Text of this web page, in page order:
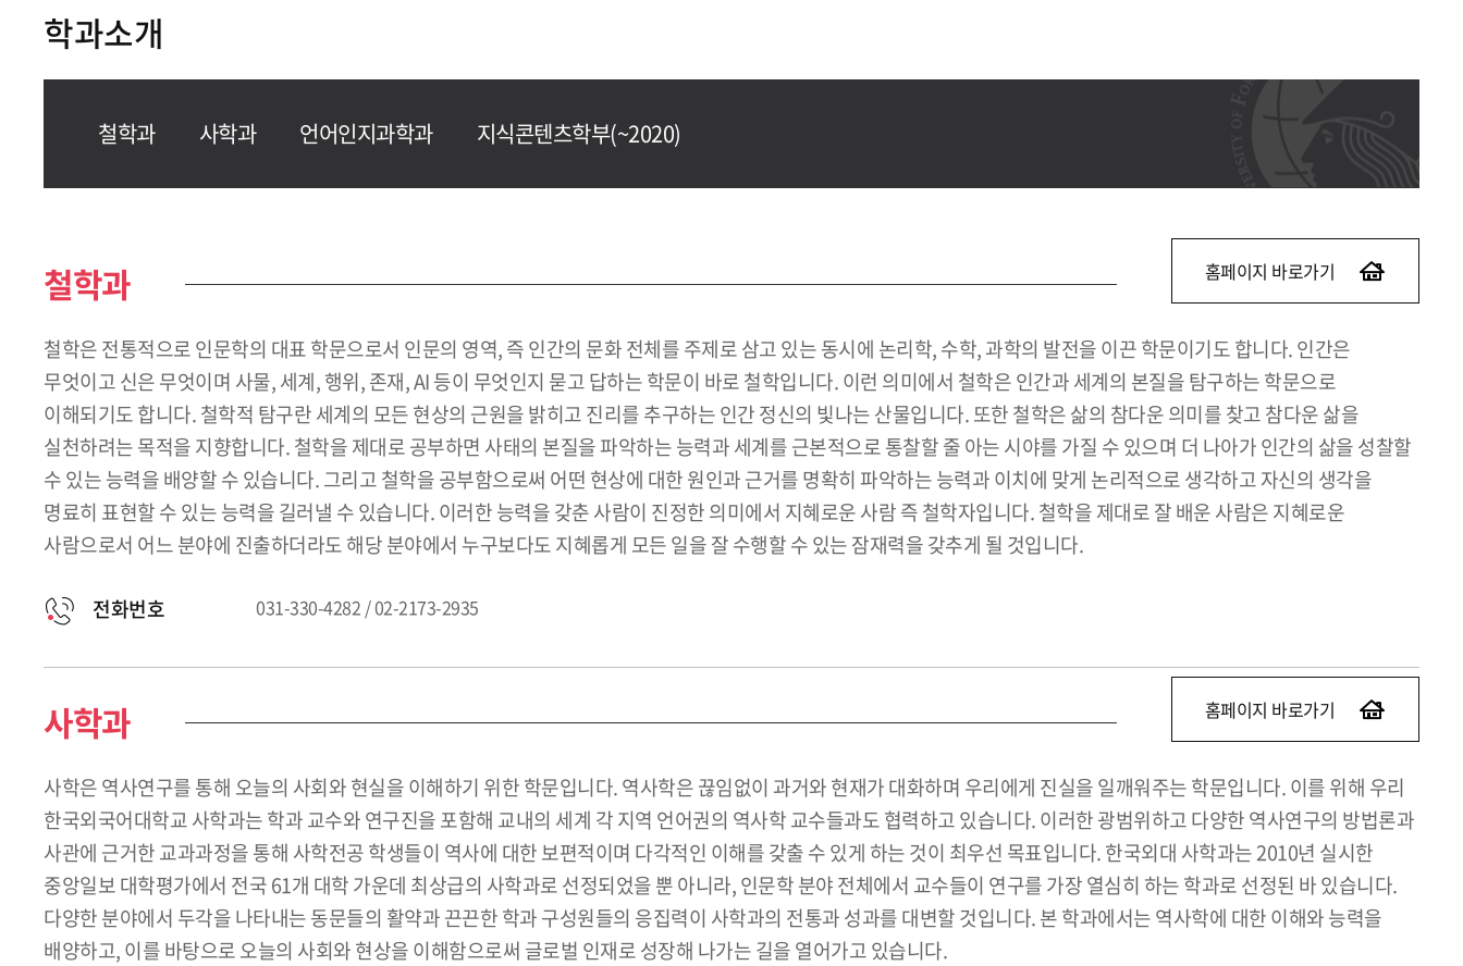
학과소개
철학과 사학과 언어인지과학과 지식콘텐츠학부(~2020)
철학과 홈페이지 바로가기
철학은 전통적으로 인문학의 대표 학문으로서 인문의 영역, 즉 인간의 문화 전체를 주제로 삼고 있는 동시에 논리학, 수학, 과학의 발전을 이끈 학문이기도 합니다. 인간은
무엇이고 신은 무엇이며 사물, 세계, 행위, 존재, AI 등이 무엇인지 묻고 답하는 학문이 바로 철학입니다. 이런 의미에서 철학은 인간과 세계의 본질을 탐구하는 학문으로
이해되기도 합니다. 철학적 탐구란 세계의 모든 현상의 근원을 밝히고 진리를 추구하는 인간 정신의 빛나는 산물입니다. 또한 철학은 삶의 참다운 의미를 찾고 참다운 삶을
실천하려는 목적을 지향합니다. 철학을 제대로 공부하면 사태의 본질을 파악하는 능력과 세계를 근본적으로 통찰할 줄 아는 시야를 가질 수 있으며 더 나아가 인간의 삶을 성찰할
수 있는 능력을 배양할 수 있습니다. 그리고 철학을 공부함으로써 어떤 현상에 대한 원인과 근거를 명확히 파악하는 능력과 이치에 맞게 논리적으로 생각하고 자신의 생각을
명료히 표현할 수 있는 능력을 길러낼 수 있습니다. 이러한 능력을 갖춘 사람이 진정한 의미에서 지혜로운 사람 즉 철학자입니다. 철학을 제대로 잘 배운 사람은 지혜로운
사람으로서 어느 분야에 진출하더라도 해당 분야에서 누구보다도 지혜롭게 모든 일을 잘 수행할 수 있는 잠재력을 갖추게 될 것입니다.
전화번호 031-330-4282 / 02-2173-2935
사학과 홈페이지 바로가기
사학은 역사연구를 통해 오늘의 사회와 현실을 이해하기 위한 학문입니다. 역사학은 끊임없이 과거와 현재가 대화하며 우리에게 진실을 일깨워주는 학문입니다. 이를 위해 우리
한국외국어대학교 사학과는 학과 교수와 연구진을 포함해 교내의 세계 각 지역 언어권의 역사학 교수들과도 협력하고 있습니다. 이러한 광범위하고 다양한 역사연구의 방법론과
사관에 근거한 교과과정을 통해 사학전공 학생들이 역사에 대한 보편적이며 다각적인 이해를 갖출 수 있게 하는 것이 최우선 목표입니다. 한국외대 사학과는 2010년 실시한
중앙일보 대학평가에서 전국 61개 대학 가운데 최상급의 사학과로 선정되었을 뿐 아니라, 인문학 분야 전체에서 교수들이 연구를 가장 열심히 하는 학과로 선정된 바 있습니다.
다양한 분야에서 두각을 나타내는 동문들의 활약과 끈끈한 학과 구성원들의 응집력이 사학과의 전통과 성과를 대변할 것입니다. 본 학과에서는 역사학에 대한 이해와 능력을
배양하고, 이를 바탕으로 오늘의 사회와 현상을 이해함으로써 글로벌 인재로 성장해 나가는 길을 열어가고 있습니다.